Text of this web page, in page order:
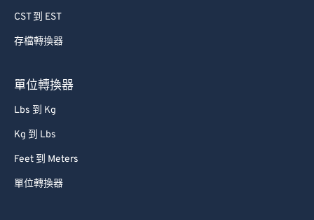
CST 到 EST
存檔轉換器
單位轉換器
Lbs 到 Kg
Kg 到 Lbs
Feet 到 Meters
單位轉換器